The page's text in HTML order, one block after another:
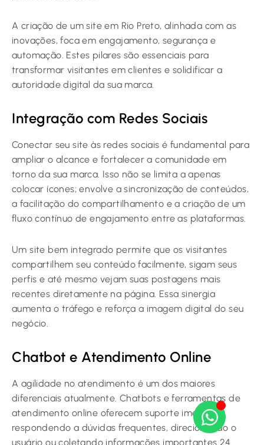
A criação de um site em Rio Preto, alinhada com as
inovações, foca em engajamento, segurança e
automação. Estes pilares são essenciais para
transformar visitantes em clientes e solidificar a
autoridade digital da sua marca.
Integração com Redes Sociais
Conectar seu site às redes sociais é fundamental para
ampliar o alcance e fortalecer a comunidade em
torno da sua marca. Isso não se limita a apenas
colocar ícones; envolve a sincronização de conteúdos,
a facilitação do compartilhamento e a criação de um
fluxo contínuo de engajamento entre as plataformas.
Um site bem integrado permite que os visitantes
compartilhem seu conteúdo facilmente, sigam seus
perfis e até mesmo vejam suas postagens mais
recentes diretamente na página. Essa sinergia
aumenta o tráfego e reforça a imagem digital do seu
negócio.
Chatbot e Atendimento Online
A agilidade no atendimento é um dos maiores
diferenciais atualmente. Chatbots e ferramentas de
atendimento online oferecem suporte imediato,
respondendo a dúvidas frequentes, direcionando o
usuário ou coletando informações importantes 24